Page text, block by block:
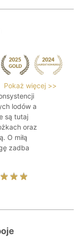
Pokaż więcej >>
lodów a
są tutaj
oraz
O miłą
zadba